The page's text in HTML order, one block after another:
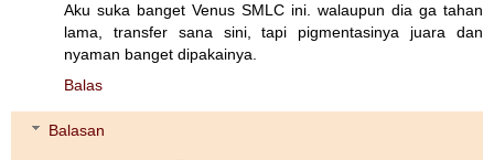
Aku suka banget Venus SMLC ini. walaupun dia ga tahan
lama, transfer sana sini, tapi pigmentasinya juara dan
nyaman banget dipakainya.
Balas
Balasan